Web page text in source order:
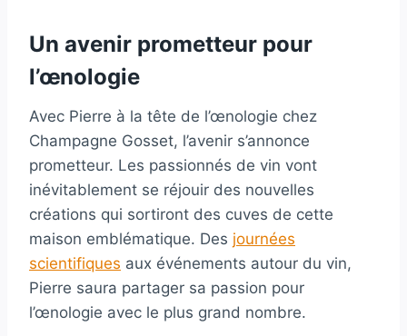
Un avenir prometteur pour
l’œnologie
Avec Pierre à la tête de l’œnologie chez
Champagne Gosset, l’avenir s’annonce
prometteur. Les passionnés de vin vont
inévitablement se réjouir des nouvelles
créations qui sortiront des cuves de cette
maison emblématique. Des journées
scientifiques aux événements autour du vin,
Pierre saura partager sa passion pour
l’œnologie avec le plus grand nombre.